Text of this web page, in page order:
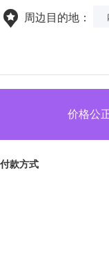
周边目的地：
价格公
付款方式